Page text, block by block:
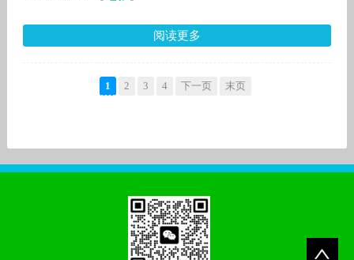
阅读更多
1 2 3 4 下一页 末页